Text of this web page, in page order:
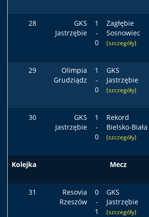
28
GKS
Jastrzębie
1
-
0
Zagłębie
Sosnowiec
(szczegóły)
29
Olimpia
Grudziądz
1
-
0
GKS
Jastrzębie
(szczegóły)
30
GKS
Jastrzębie
1
-
0
Rekord
Bielsko-Biała
(szczegóły)
Kolejka Mecz
31
Resovia
Rzeszów
0
-
1
GKS
Jastrzębie
(szczegóły)